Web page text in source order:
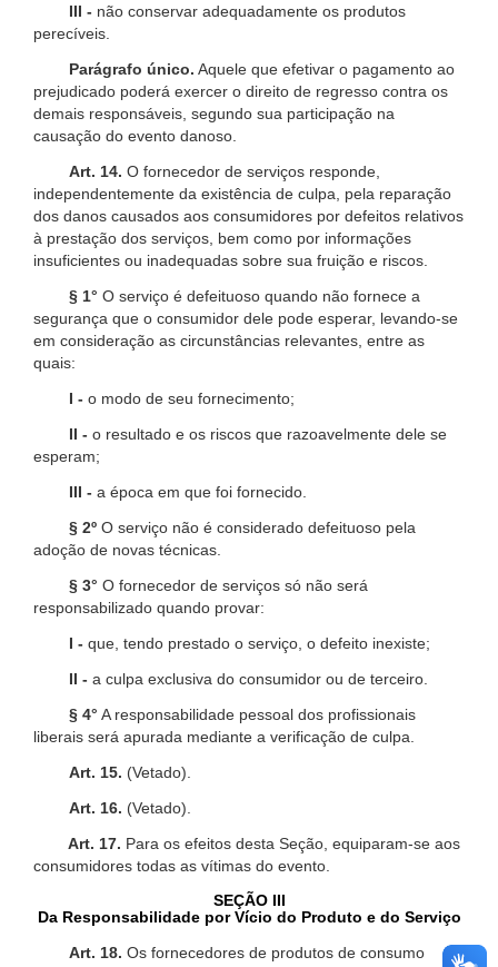
III - não conservar adequadamente os produtos
perecíveis.
Parágrafo único. Aquele que efetivar o pagamento ao
prejudicado poderá exercer o direito de regresso contra os
demais responsáveis, segundo sua participação na
causação do evento danoso.
Art. 14. O fornecedor de serviços responde,
independentemente da existência de culpa, pela reparação
dos danos causados aos consumidores por defeitos relativos
à prestação dos serviços, bem como por informações
insuficientes ou inadequadas sobre sua fruição e riscos.
§ 1° O serviço é defeituoso quando não fornece a
segurança que o consumidor dele pode esperar, levando-se
em consideração as circunstâncias relevantes, entre as
quais:
I - o modo de seu fornecimento;
II - o resultado e os riscos que razoavelmente dele se
esperam;
III - a época em que foi fornecido.
§ 2º O serviço não é considerado defeituoso pela
adoção de novas técnicas.
§ 3° O fornecedor de serviços só não será
responsabilizado quando provar:
I - que, tendo prestado o serviço, o defeito inexiste;
II - a culpa exclusiva do consumidor ou de terceiro.
§ 4° A responsabilidade pessoal dos profissionais
liberais será apurada mediante a verificação de culpa.
Art. 15. (Vetado).
Art. 16. (Vetado).
Art. 17. Para os efeitos desta Seção, equiparam-se aos
consumidores todas as vítimas do evento.
SEÇÃO III
Da Responsabilidade por Vício do Produto e do Serviço
Art. 18. Os fornecedores de produtos de consumo